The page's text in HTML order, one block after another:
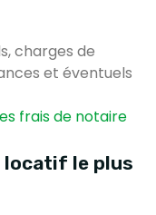
charges de
et éventuels
frais de notaire
locatif le plus